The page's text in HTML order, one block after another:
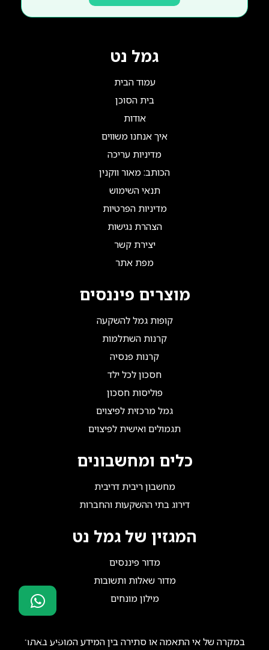
גמל נט
עמוד הבית
בית הסוכן
אודות
איך אנחנו משווים
מדיניות עריכה
הכותב: מאור ווקנין
תנאי השימוש
מדיניות הפרטיות
הצהרת נגישות
יצירת קשר
מפת אתר
מוצרים פיננסים
קופות גמל להשקעה
קרנות השתלמות
קרנות פנסיה
חסכון לכל ילד
פוליסות חסכון
גמל מרכזית לפיצוים
תגמולים ואישית לפיצוים
כלים ומחשבונים
מחשבון ריבית דריבית
דירוג בתי ההשקעות והחברות
המגזין של גמל נט
מדור פיננסים
מדור שאלות ותשובות
מילון מונחים
במקרה של אי התאמה או סתירה בין המידע המופיע באתר
הצטרפו אלינו!